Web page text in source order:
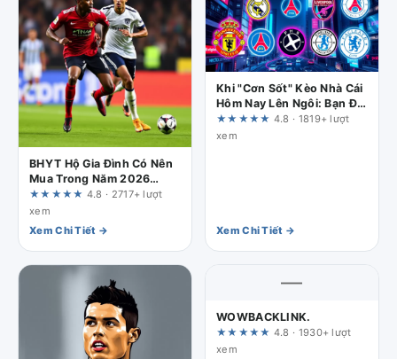
BHYT Hộ Gia Đình Có Nên
Mua Trong Năm 2026
Không? Góc Nhìn Thực Tế
Cho Bạn
★★★★★ 4.8 · 2717+ lượt
xem
Xem Chi Tiết →
Khi "Cơn Sốt" Kèo Nhà Cái
Hôm Nay Lên Ngôi: Bạn Đã
Sẵn Sàng Chưa?
★★★★★ 4.8 · 1819+ lượt
xem
Xem Chi Tiết →
—
WOWBACKLINK.
★★★★★ 4.8 · 1930+ lượt
xem